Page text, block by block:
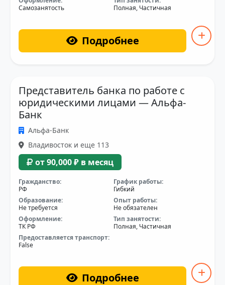
Самозанятость
Полная, Частичная
Подробнее
Представитель банка по работе с
юридическими лицами — Альфа-
Банк
Альфа-Банк
Владивосток и еще 113
от 90,000 ₽ в месяц
Гражданство:
РФ
График работы:
Гибкий
Образование:
Не требуется
Опыт работы:
Не обязателен
Оформление:
ТК РФ
Тип занятости:
Полная, Частичная
Предоставляется транспорт:
False
Подробнее